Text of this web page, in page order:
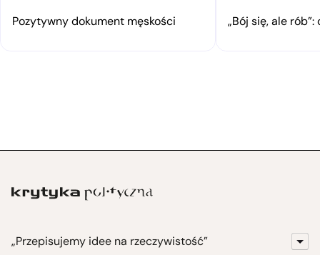
Pozytywny dokument męskości „Bój się, ale
„Przepisujemy idee na rzeczywistość”